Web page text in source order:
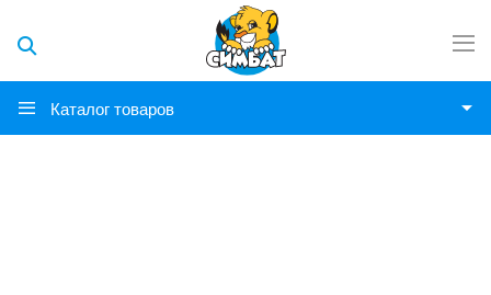
Каталог товаров